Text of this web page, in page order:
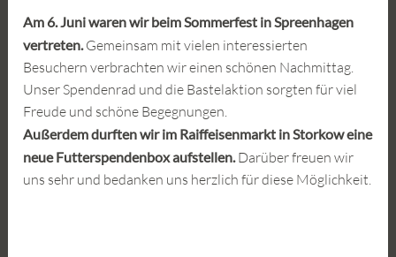
Am 6. Juni waren wir beim Sommerfest in Spreenhagen
vertreten. Gemeinsam mit vielen interessierten
Besuchern verbrachten wir einen schönen Nachmittag.
Unser Spendenrad und die Bastelaktion sorgten für viel
Freude und schöne Begegnungen.
Außerdem durften wir im Raiffeisenmarkt in Storkow eine
neue Futterspendenbox aufstellen. Darüber freuen wir
uns sehr und bedanken uns herzlich für diese Möglichkeit.